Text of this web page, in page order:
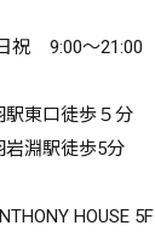
祝 9:00～21:00
駅東口徒歩５分
歩5分
HOUSE 5F